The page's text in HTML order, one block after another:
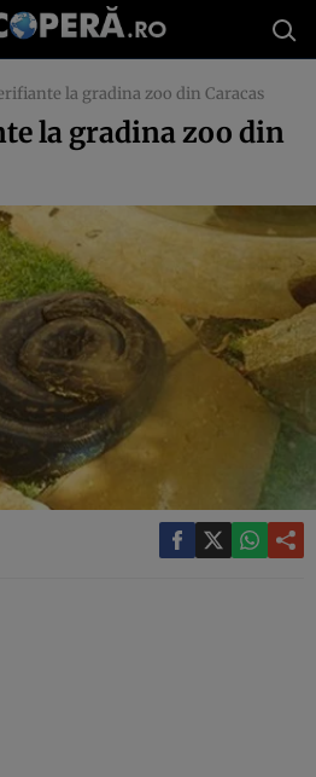
la gradina zoo din Caracas
la gradina zoo din